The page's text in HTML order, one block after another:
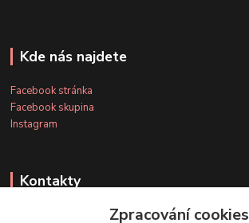
Kde nás najdete
Facebook stránka
Facebook skupina
Instagram
Kontakty
Zpracování cookies